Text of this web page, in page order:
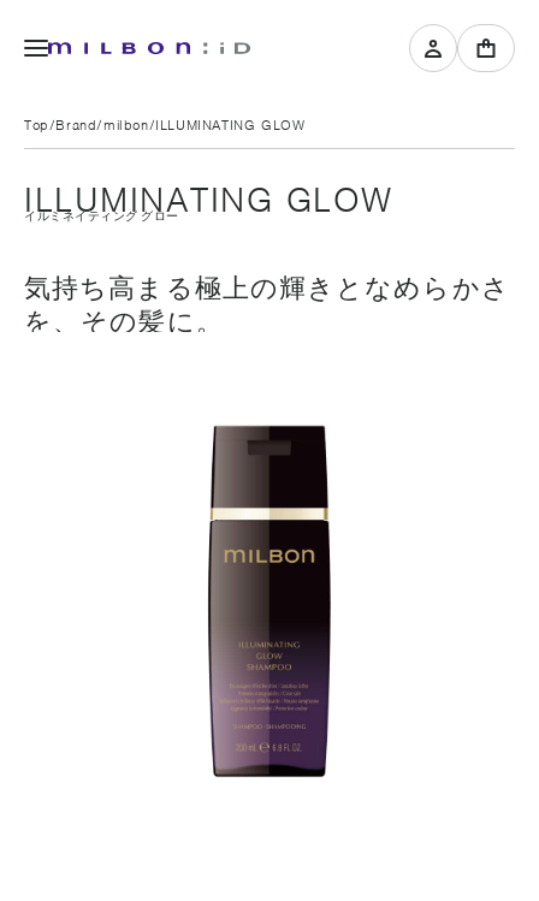
Top Brand milbon ILLUMINATING GLOW
ILLUMINATING GLOW
イルミネイティング グロー
気持ち高まる極上の輝きとなめらかさ
を、その髪に。